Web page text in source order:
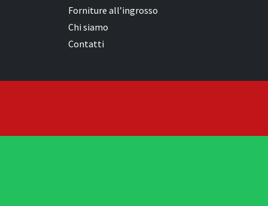
Forniture all’ingrosso
Chi siamo
Contatti